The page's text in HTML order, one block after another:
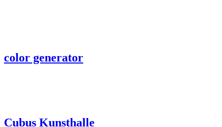
color generator
Cubus Kunsthalle